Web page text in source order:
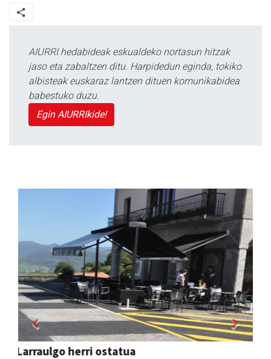
AIURRI hedabideak eskualdeko nortasun hitzak
jaso eta zabaltzen ditu. Harpidedun eginda, tokiko
albisteak euskaraz lantzen dituen komunikabidea
babestuko duzu.
Egin AIURRIkide!
Amonarriz iturgintza S. L.
Previous Next